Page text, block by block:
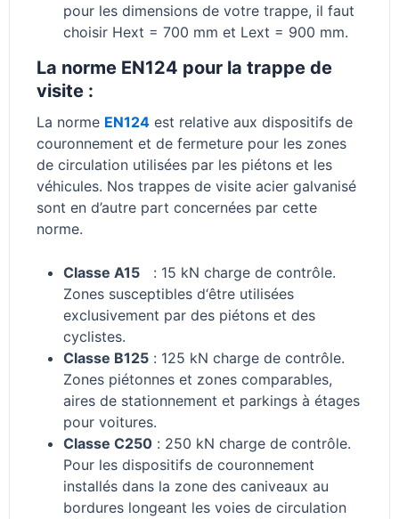
pour les dimensions de votre trappe, il faut
choisir Hext = 700 mm et Lext = 900 mm.
La norme EN124 pour la trappe de
visite :
La norme EN124 est relative aux dispositifs de
couronnement et de fermeture pour les zones
de circulation utilisées par les piétons et les
véhicules. Nos trappes de visite acier galvanisé
sont en d’autre part concernées par cette
norme.
Classe A15 : 15 kN charge de contrôle.
Zones susceptibles d‘être utilisées
exclusivement par des piétons et des
cyclistes.
Classe B125 : 125 kN charge de contrôle.
Zones piétonnes et zones comparables,
aires de stationnement et parkings à étages
pour voitures.
Classe C250 : 250 kN charge de contrôle.
Pour les dispositifs de couronnement
installés dans la zone des caniveaux au
bordures longeant les voies de circulation